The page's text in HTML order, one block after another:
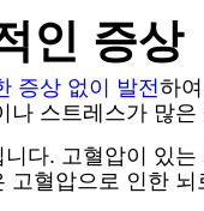
인 증상
증상 없이 발전하
나 스트레스가 많
니다. 고혈압이 있
고혈압으로 인한